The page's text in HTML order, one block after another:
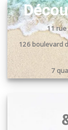
11 rue
126 boulevard
7